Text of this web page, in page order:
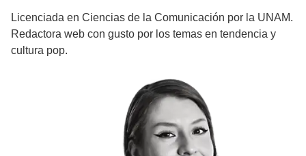
Licenciada en Ciencias de la Comunicación por la UNAM.
Redactora web con gusto por los temas en tendencia y
cultura pop.